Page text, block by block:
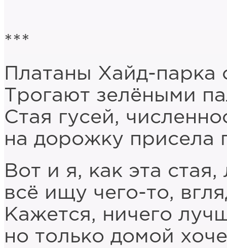
***
Платаны Хайд-парка
Трогают зелёными
Стая гусей,
на дорожку присела
Вот и я, как эта стая,
всё ищу чего-то,
Кажется, ничего
но только домой